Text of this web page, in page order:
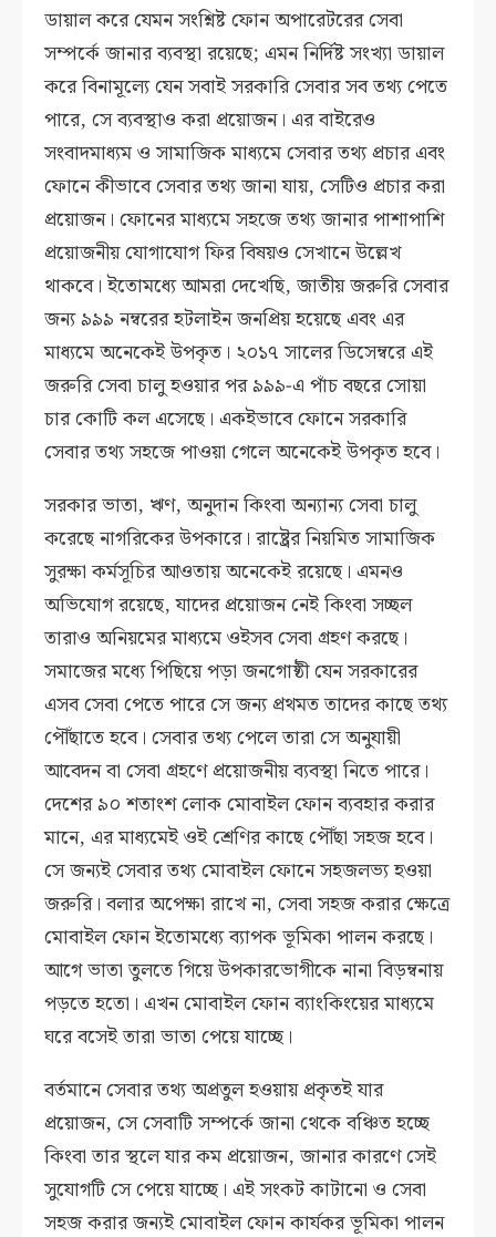
ডায়াল করে যেমন সংশ্নিষ্ট ফোন অপারেটরের সেবা
সম্পর্কে জানার ব্যবস্থা রয়েছে; এমন নির্দিষ্ট সংখ্যা ডায়াল
করে বিনামূল্যে যেন সবাই সরকারি সেবার সব তথ্য পেতে
পারে, সে ব্যবস্থাও করা প্রয়োজন। এর বাইরেও
সংবাদমাধ্যম ও সামাজিক মাধ্যমে সেবার তথ্য প্রচার এবং
ফোনে কীভাবে সেবার তথ্য জানা যায়, সেটিও প্রচার করা
প্রয়োজন। ফোনের মাধ্যমে সহজে তথ্য জানার পাশাপাশি
প্রয়োজনীয় যোগাযোগ ফির বিষয়ও সেখানে উল্লেখ
থাকবে। ইতোমধ্যে আমরা দেখেছি, জাতীয় জরুরি সেবার
জন্য ৯৯৯ নম্বরের হটলাইন জনপ্রিয় হয়েছে এবং এর
মাধ্যমে অনেকেই উপকৃত। ২০১৭ সালের ডিসেম্বরে এই
জরুরি সেবা চালু হওয়ার পর ৯৯৯-এ পাঁচ বছরে সোয়া
চার কোটি কল এসেছে। একইভাবে ফোনে সরকারি
সেবার তথ্য সহজে পাওয়া গেলে অনেকেই উপকৃত হবে।
সরকার ভাতা, ঋণ, অনুদান কিংবা অন্যান্য সেবা চালু
করেছে নাগরিকের উপকারে। রাষ্ট্রের নিয়মিত সামাজিক
সুরক্ষা কর্মসূচির আওতায় অনেকেই রয়েছে। এমনও
অভিযোগ রয়েছে, যাদের প্রয়োজন নেই কিংবা সচ্ছল
তারাও অনিয়মের মাধ্যমে ওইসব সেবা গ্রহণ করছে।
সমাজের মধ্যে পিছিয়ে পড়া জনগোষ্ঠী যেন সরকারের
এসব সেবা পেতে পারে সে জন্য প্রথমত তাদের কাছে তথ্য
পৌঁছাতে হবে। সেবার তথ্য পেলে তারা সে অনুযায়ী
আবেদন বা সেবা গ্রহণে প্রয়োজনীয় ব্যবস্থা নিতে পারে।
দেশের ৯০ শতাংশ লোক মোবাইল ফোন ব্যবহার করার
মানে, এর মাধ্যমেই ওই শ্রেণির কাছে পৌঁছা সহজ হবে।
সে জন্যই সেবার তথ্য মোবাইল ফোনে সহজলভ্য হওয়া
জরুরি। বলার অপেক্ষা রাখে না, সেবা সহজ করার ক্ষেত্রে
মোবাইল ফোন ইতোমধ্যে ব্যাপক ভূমিকা পালন করছে।
আগে ভাতা তুলতে গিয়ে উপকারভোগীকে নানা বিড়ম্বনায়
পড়তে হতো। এখন মোবাইল ফোন ব্যাংকিংয়ের মাধ্যমে
ঘরে বসেই তারা ভাতা পেয়ে যাচ্ছে।
বর্তমানে সেবার তথ্য অপ্রতুল হওয়ায় প্রকৃতই যার
প্রয়োজন, সে সেবাটি সম্পর্কে জানা থেকে বঞ্চিত হচ্ছে
কিংবা তার স্থলে যার কম প্রয়োজন, জানার কারণে সেই
সুযোগটি সে পেয়ে যাচ্ছে। এই সংকট কাটানো ও সেবা
সহজ করার জন্যই মোবাইল ফোন কার্যকর ভূমিকা পালন